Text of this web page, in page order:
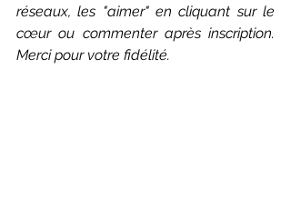
réseaux, les "aimer" en cliquant sur le
cœur ou commenter après inscription.
Merci pour votre fidélité.